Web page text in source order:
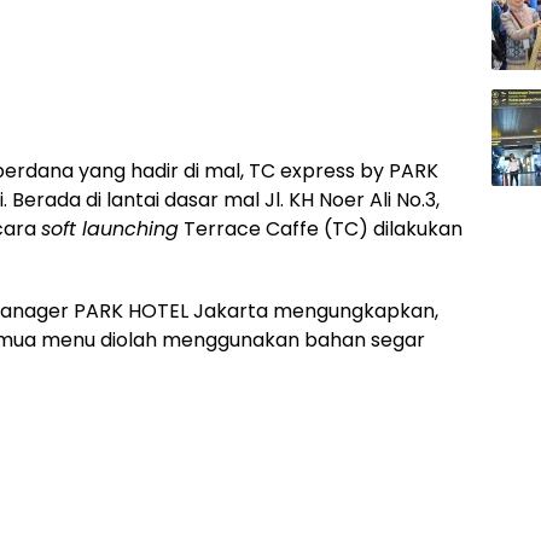
yang hadir di mal, TC express by PARK
Berada di lantai dasar mal Jl. KH Noer Ali No.3,
soft launching Terrace Caffe (TC) dilakukan
PARK HOTEL Jakarta mengungkapkan,
menu diolah menggunakan bahan segar